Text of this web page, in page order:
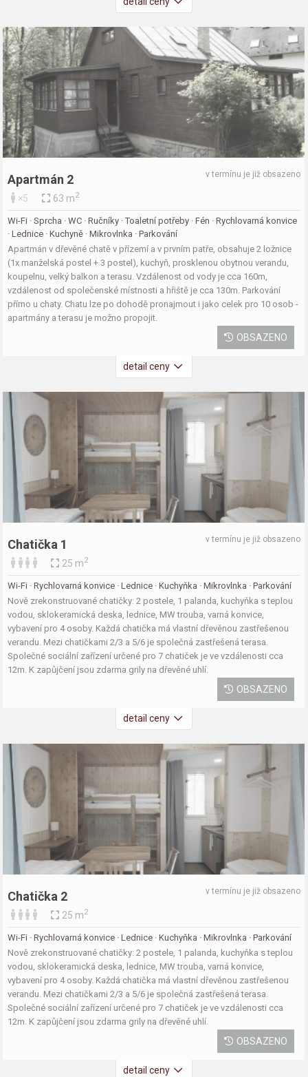
Apartmán 2
×5 63 m2
v termínu je již obsazeno
Wi-Fi · Sprcha · WC · Ručníky · Toaletní potřeby · Fén · Rychlovarná konvice
· Lednice · Kuchyně · Mikrovlnka · Parkování
Apartmán v dřevěné chatě v přízemí a v prvním patře, obsahuje 2 ložnice
(1x manželská postel + 3 postel), kuchyň, prosklenou obytnou verandu,
koupelnu, velký balkon a terasu. Vzdálenost od vody je cca 160m,
vzdálenost od společenské místnosti a hřiště je cca 130m. Parkování
přímo u chaty. Chatu lze po dohodě pronajmout i jako celek pro 10 osob -
apartmány a terasu je možno propojit.
OBSAZENO
detail ceny
Chatička 1
25 m2
v termínu je již obsazeno
Wi-Fi · Rychlovarná konvice · Lednice · Kuchyňka · Mikrovlnka · Parkování
Nově zrekonstruované chatičky: 2 postele, 1 palanda, kuchyňka s teplou
vodou, sklokeramická deska, lednice, MW trouba, varná konvice,
vybavení pro 4 osoby. Každá chatička má vlastní dřevěnou zastřešenou
verandu. Mezi chatičkami 2/3 a 5/6 je společná zastřešená terasa.
Společné sociální zařízení určené pro 7 chatiček je ve vzdálenosti cca
12m. K zapůjčení jsou zdarma grily na dřevěné uhlí.
OBSAZENO
detail ceny
Chatička 2
25 m2
v termínu je již obsazeno
Wi-Fi · Rychlovarná konvice · Lednice · Kuchyňka · Mikrovlnka · Parkování
Nově zrekonstruované chatičky: 2 postele, 1 palanda, kuchyňka s teplou
vodou, sklokeramická deska, lednice, MW trouba, varná konvice,
vybavení pro 4 osoby. Každá chatička má vlastní dřevěnou zastřešenou
verandu. Mezi chatičkami 2/3 a 5/6 je společná zastřešená terasa.
Společné sociální zařízení určené pro 7 chatiček je ve vzdálenosti cca
12m. K zapůjčení jsou zdarma grily na dřevěné uhlí.
OBSAZENO
detail ceny